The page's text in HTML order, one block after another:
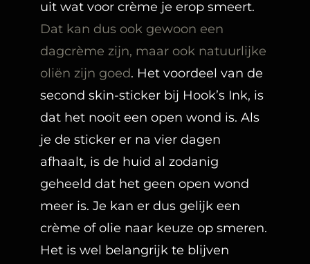
uit wat voor crème je erop smeert.
Dat kan dus ook gewoon een
dagcrème zijn, maar ook natuurlijke
oliën zijn goed. Het voordeel van de
second skin-sticker bij Hook’s Ink, is
dat het nooit een open wond is. Als
je de sticker er na vier dagen
afhaalt, is de huid al zodanig
geheeld dat het geen open wond
meer is. Je kan er dus gelijk een
crème of olie naar keuze op smeren.
Het is wel belangrijk te blijven